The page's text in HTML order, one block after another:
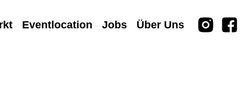
Eventlocation Jobs Über Uns